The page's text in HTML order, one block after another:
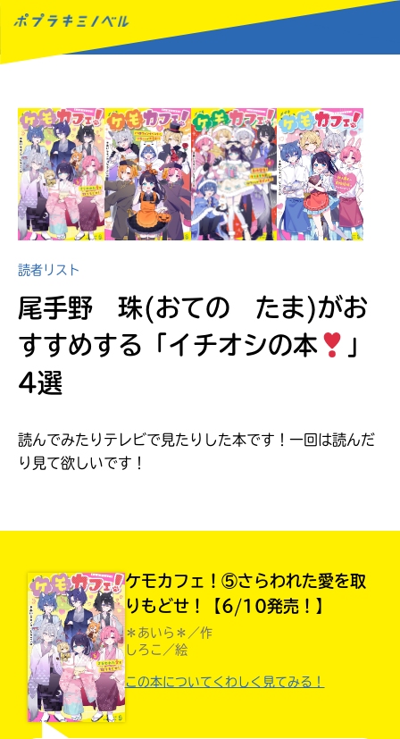
本を飛び出して
みんなとおしゃべり
できる掲示板
読者リスト
尾手野 珠(おての たま)がお
すすめする 「イチオシの本
」
4選
読んでみたりテレビで見たりした本です！一回は読んだ
り見て欲しいです！
ケモカフェ！⑤さらわれた愛を取
りもどせ！【6/10発売！】
＊あいら＊／作
しろこ／絵
この本についてくわしく見てみる！